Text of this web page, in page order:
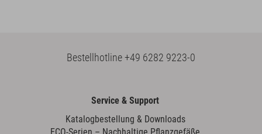
Bestellhotline+49 6282 9223-0
Service & Support
Katalogbestellung & Downloads